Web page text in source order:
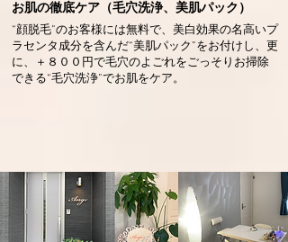
お肌の徹底ケア（毛穴洗浄、美肌パック）
“顔脱毛”のお客様には無料で、美白効果の名高いプ
ラセンタ成分を含んだ“美肌パック”をお付けし、更
に、＋８００円で毛穴のよごれをごっそりお掃除
できる“毛穴洗浄”でお肌をケア。